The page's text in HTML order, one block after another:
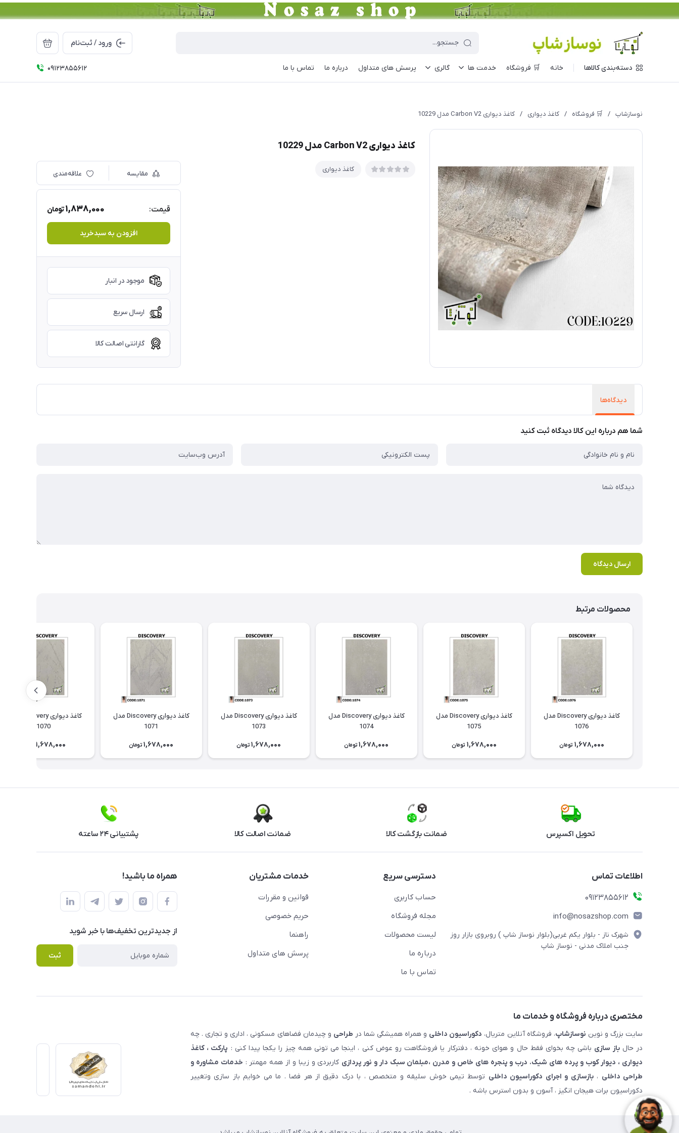
ورود / ثبت‌نام
دسته‌بندی کالاها خانه 🛒 فروشگاه خدمت ها گالری پرسش های متداول درباره ما تماس با ما 09123855612
نوسازشاپ / 🛒 فروشگاه / کاغذ دیواری / کاغذ دیواری Carbon V2 مدل 10229
کاغذ دیواری Carbon V2 مدل 10229
کاغذ دیواری
مقایسه علاقه‌مندی
قیمت: 1,838,000تومان
افزودن به سبدخرید
موجود در انبار
ارسال سریع
گارانتی اصالت کالا
دیدگاه‌ها
شما هم درباره این کالا دیدگاه ثبت کنید
ارسال دیدگاه
محصولات مرتبط
کاغذ دیواری Discovery مدل
1076
1,678,000 تومان
کاغذ دیواری Discovery مدل
1075
1,678,000 تومان
کاغذ دیواری Discovery مدل
1074
1,678,000 تومان
کاغذ دیواری Discovery مدل
1073
1,678,000 تومان
کاغذ دیواری Discovery مدل
1071
1,678,000 تومان
1070
1,678,000
تحویل اکسپرس ضمانت بازگشت کالا ضمانت اصالت کالا پشتیبانی ۲۴ ساعته
اطلاعات تماس
09123855612
info@nosazshop.com
شهرک ناز - بلوار یکم غربی(بلوار نوساز شاپ ) روبروی بازار روز
جنب املاک مدنی - نوساز شاپ
دسترسی سریع
حساب کاربری
مجله فروشگاه
لیست محصولات
درباره ما
تماس با ما
خدمات مشتریان
قوانین و مقررات
حریم خصوصی
راهنما
پرسش های متداول
همراه ما باشید!
از جدید‌ترین تخفیف‌ها با‌ خبر شوید
ثبت
مختصری درباره فروشگاه و خدمات ما
سایت بزرگ و نوین نوسازشاپ، فروشگاه آنلاین متریال، دکوراسیون داخلی و همراه همیشگی شما در طراحی و چیدمان فضاهای مسکونی ، اداری و تجاری . چه
در حالباز سازی باشی چه بخوای فقط حال و هوای خونه ، دفترکار یا فروشگاهت رو عوض کنی ، اینجا می تونی همه چیز را یکجا پیدا کنی : پارکت ، کاغذ
دیواری ، دیوار کوب و پرده های شیک. درب و پنجره های خاص و مدرن ،مبلمان سبک دار و نور پردازی کاربردی و زیبا و از همه مهمتر : خدمات مشاوره و
طراحی داخلی ،بازسازی و اجرای دکوراسیون داخلی توسط تیمی خوش سلیقه و متخصص ، با درک دقیق از هر فضا . ما می خوایم باز سازی وتغییر
دکوراسیون برات هیجان انگیز ، آسون و بدون استرس باشه .